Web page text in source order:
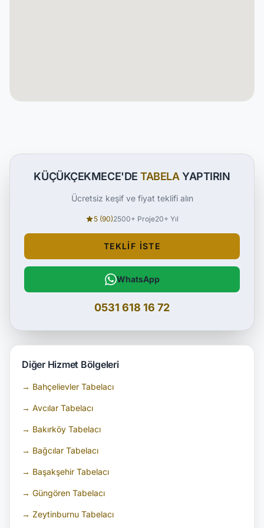
KÜÇÜKÇEKMECE'DETABELAYAPTIRIN
Ücretsiz keşif ve fiyat teklifi alın
5 (90)2500+ Proje20+ Yıl
TEKLIF İSTE
WhatsApp
0531 618 16 72
Diğer Hizmet Bölgeleri
→ Bahçelievler Tabelacı
→ Avcılar Tabelacı
→ Bakırköy Tabelacı
→ Bağcılar Tabelacı
→ Başakşehir Tabelacı
→ Güngören Tabelacı
→ Zeytinburnu Tabelacı